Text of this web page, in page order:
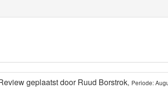
geplaatst doorRuud Borstrok, Periode: